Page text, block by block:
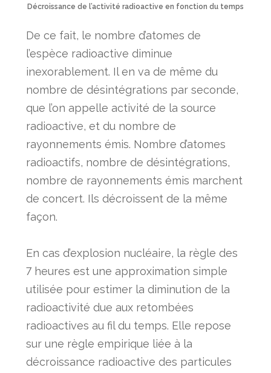
Décroissance de l’activité radioactive en fonction du temps
De ce fait, le nombre d’atomes de
l’espèce radioactive diminue
inexorablement. Il en va de même du
nombre de désintégrations par seconde,
que l’on appelle activité de la source
radioactive, et du nombre de
rayonnements émis. Nombre d’atomes
radioactifs, nombre de désintégrations,
nombre de rayonnements émis marchent
de concert. Ils décroissent de la même
façon.
En cas d’explosion nucléaire, la règle des
7 heures est une approximation simple
utilisée pour estimer la diminution de la
radioactivité due aux retombées
radioactives au fil du temps. Elle repose
sur une règle empirique liée à la
décroissance radioactive des particules